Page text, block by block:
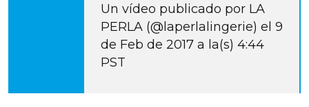
Un vídeo publicado por LA
PERLA (@laperlalingerie) el 9
de Feb de 2017 a la(s) 4:44
PST